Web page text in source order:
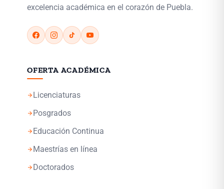
excelencia académica en el corazón de Puebla.
OFERTA ACADÉMICA
arrow_forward Licenciaturas
arrow_forward Posgrados
arrow_forward Educación Continua
arrow_forward Maestrías en línea
arrow_forward Doctorados